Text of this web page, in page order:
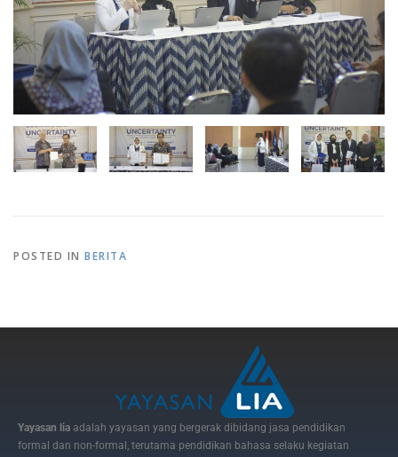
POSTED IN BERITA
Yayasan lia adalah yayasan yang bergerak dibidang jasa pendidikan
formal dan non-formal, terutama pendidikan bahasa selaku kegiatan